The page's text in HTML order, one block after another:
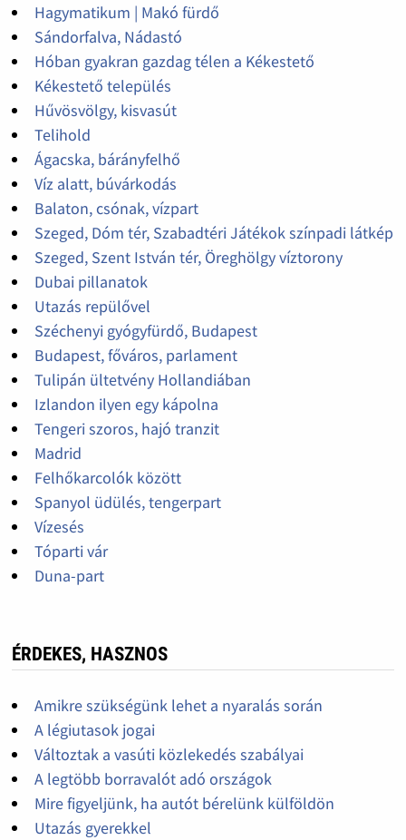
Hagymatikum | Makó fürdő
Sándorfalva, Nádastó
Hóban gyakran gazdag télen a Kékestető
Kékestető település
Hűvösvölgy, kisvasút
Telihold
Ágacska, bárányfelhő
Víz alatt, búvárkodás
Balaton, csónak, vízpart
Szeged, Dóm tér, Szabadtéri Játékok színpadi látkép
Szeged, Szent István tér, Öreghölgy víztorony
Dubai pillanatok
Utazás repülővel
Széchenyi gyógyfürdő, Budapest
Budapest, főváros, parlament
Tulipán ültetvény Hollandiában
Izlandon ilyen egy kápolna
Tengeri szoros, hajó tranzit
Madrid
Felhőkarcolók között
Spanyol üdülés, tengerpart
Vízesés
Tóparti vár
Duna-part
ÉRDEKES, HASZNOS
Amikre szükségünk lehet a nyaralás során
A légiutasok jogai
Változtak a vasúti közlekedés szabályai
A legtöbb borravalót adó országok
Mire figyeljünk, ha autót bérelünk külföldön
Utazás gyerekkel